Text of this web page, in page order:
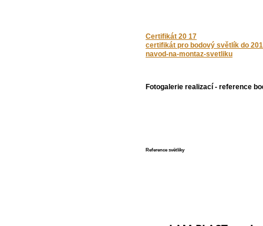
Certifikát 20 17
certifikát pro bodový světlík do
navod-na-montaz-svetliku
Fotogalerie realizací - reference
Reference světlíky